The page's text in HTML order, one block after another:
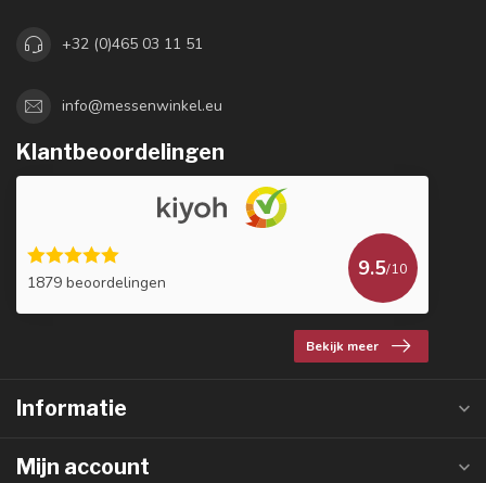
+32 (0)465 03 11 51
info@messenwinkel.eu
Klantbeoordelingen
1879 beoordelingen
9.5/10
Bekijk meer
Informatie
Mijn account